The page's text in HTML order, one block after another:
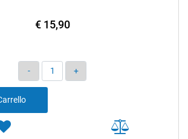
€ 15,90
Quantità